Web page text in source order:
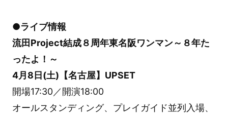
●ライブ情報
流田Project結成８周年東名阪ワンマン～８年た
ったよ！～
4月8日(土)【名古屋】UPSET
開場17:30／開演18:00
オールスタンディング、プレイガイド並列入場、